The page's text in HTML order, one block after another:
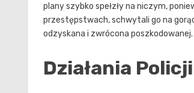
plany szybko spełzły na niczym,
przestępstwach, schwytali go na
odzyskana i zwrócona poszkodowanej.
Działania